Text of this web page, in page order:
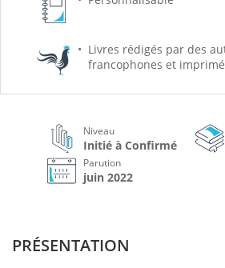
Livres rédigés par des
francophones et
Niveau
Initié à Confirmé
Parution
juin 2022
PRÉSENTATION